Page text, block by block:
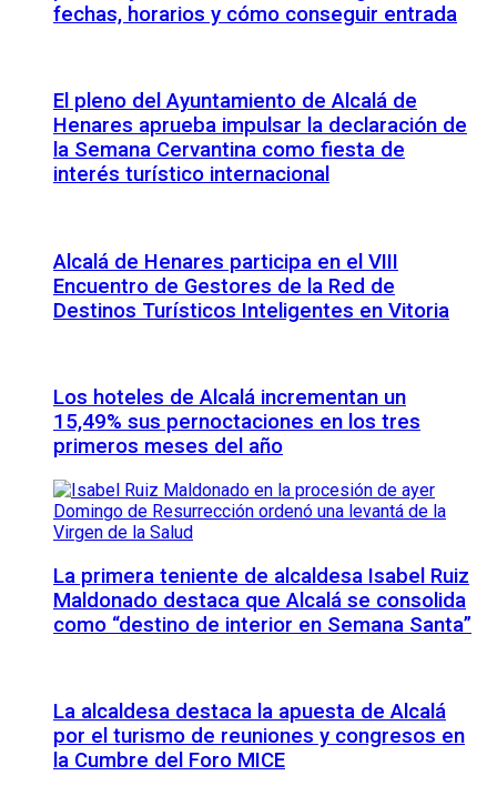
fechas, horarios y cómo conseguir entrada
El pleno del Ayuntamiento de Alcalá de
Henares aprueba impulsar la declaración de
la Semana Cervantina como fiesta de
interés turístico internacional
Alcalá de Henares participa en el VIII
Encuentro de Gestores de la Red de
Destinos Turísticos Inteligentes en Vitoria
Los hoteles de Alcalá incrementan un
15,49% sus pernoctaciones en los tres
primeros meses del año
La primera teniente de alcaldesa Isabel Ruiz
Maldonado destaca que Alcalá se consolida
como “destino de interior en Semana Santa”
La alcaldesa destaca la apuesta de Alcalá
por el turismo de reuniones y congresos en
la Cumbre del Foro MICE